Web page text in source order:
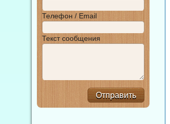
Телефон / Email
Текст сообщения
Отправить